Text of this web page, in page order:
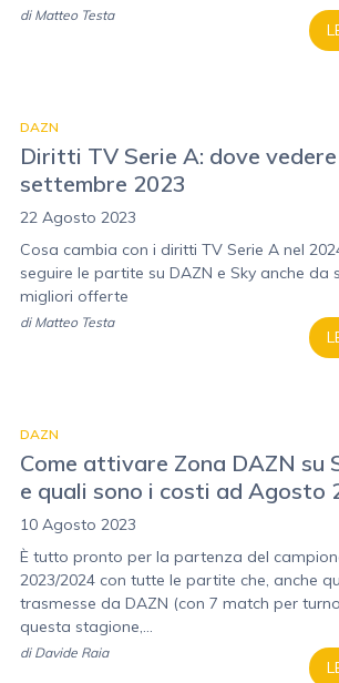
di Matteo Testa
DAZN
Diritti TV Serie A: dove
settembre 2023
22 Agosto 2023
Cosa cambia con i diritti TV Serie A nel
seguire le partite su DAZN e Sky anche da
migliori offerte
di Matteo Testa
DAZN
Come attivare Zona DAZN su
e quali sono i costi ad Agosto
10 Agosto 2023
È tutto pronto per la partenza del
2023/2024 con tutte le partite che, anche
trasmesse da DAZN (con 7 match per
questa stagione,...
di Davide Raia